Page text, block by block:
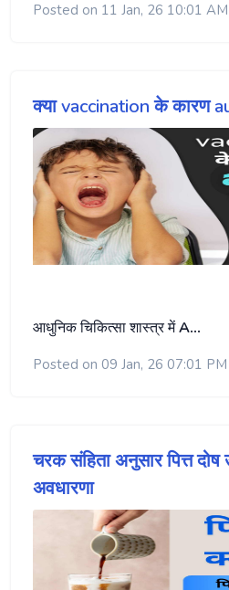
Posted on 11 Jan, 26 10:01 AM
क्या vaccination के कारण
आधुनिक चिकित्सा शास्त्र मेंA…
Posted on 09 Jan, 26 07:01 PM
चरक संहिता अनुसार पित्त
अवधारणा